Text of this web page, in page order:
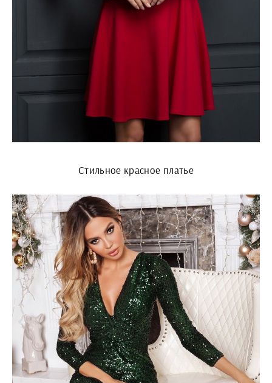
Стильное красное платье